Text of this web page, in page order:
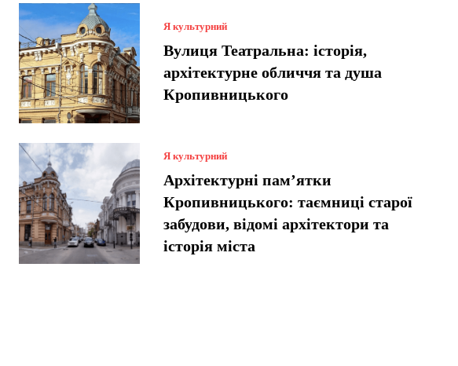
Я культурний
Вулиця Театральна: історія,
архітектурне обличчя та душа
Кропивницького
Я культурний
Архітектурні пам’ятки
Кропивницького: таємниці старої
забудови, відомі архітектори та
історія міста